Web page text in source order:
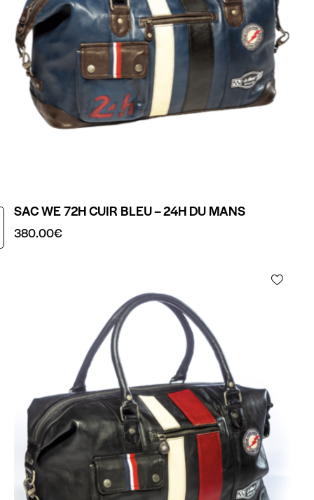
SAC WE 72H CUIR BLEU – 24H DU MANS
380.00€